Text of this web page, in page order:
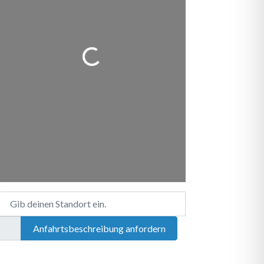
Wird geladen …
Gib deinen Standort ein.
Anfahrtsbeschreibung anfordern